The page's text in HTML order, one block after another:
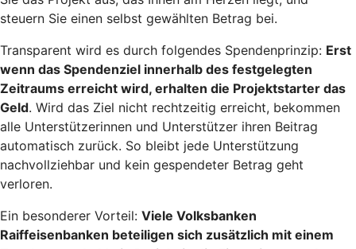
steuern Sie einen selbst gewählten Betrag bei.
Transparent wird es durch folgendes Spendenprinzip: Erst
wenn das Spendenziel innerhalb des festgelegten
Zeitraums erreicht wird, erhalten die Projektstarter das
Geld. Wird das Ziel nicht rechtzeitig erreicht, bekommen
alle Unterstützerinnen und Unterstützer ihren Beitrag
automatisch zurück. So bleibt jede Unterstützung
nachvollziehbar und kein gespendeter Betrag geht
verloren.
Ein besonderer Vorteil: Viele Volksbanken
Raiffeisenbanken beteiligen sich zusätzlich mit einem